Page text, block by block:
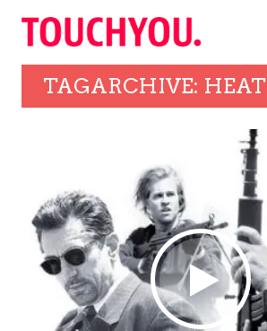
TAGARCHIVE: HEAT